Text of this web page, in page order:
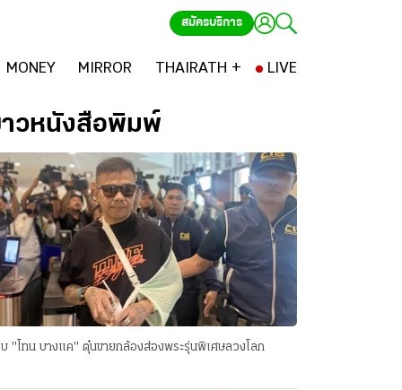
สมัครบริการ
MONEY MIRROR THAIRATH + LIVE
วหนังสือพิมพ์
"โทน บางแค" ตุ๋นขายกล้องส่องพระรุ่นพิเศษลวงโลก